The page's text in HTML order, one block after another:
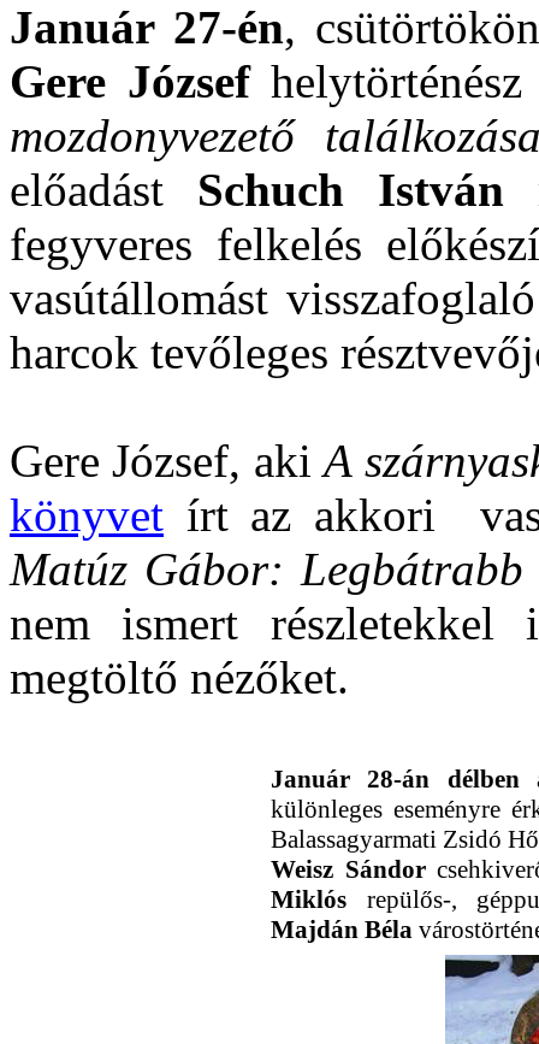
Január 27-én,
Gere Józsefhelytörténész
mozdonyvezető
előadást Schuch István
fegyveres felkelés
vasútállomást
harcok tevőleges
Gere József, akiA
könyvet írt az akkori
Matúz Gábor: Legbátrabb
nem ismert részletekkel
megtöltő nézőket.
Január 28-án délben
különleges eseményre
Balassagyarmati Zsidó
Weisz Sándor
Miklós repülős-,
Majdán Béla